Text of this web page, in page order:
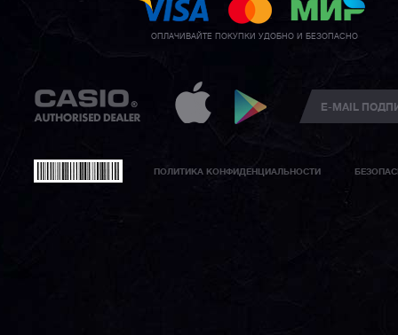
ОПЛАЧИВАЙТЕ ПОКУПКИ УДОБНО И БЕЗОПАСНО
ПОЛИТИКА КОНФИДЕНЦИАЛЬНОСТИ